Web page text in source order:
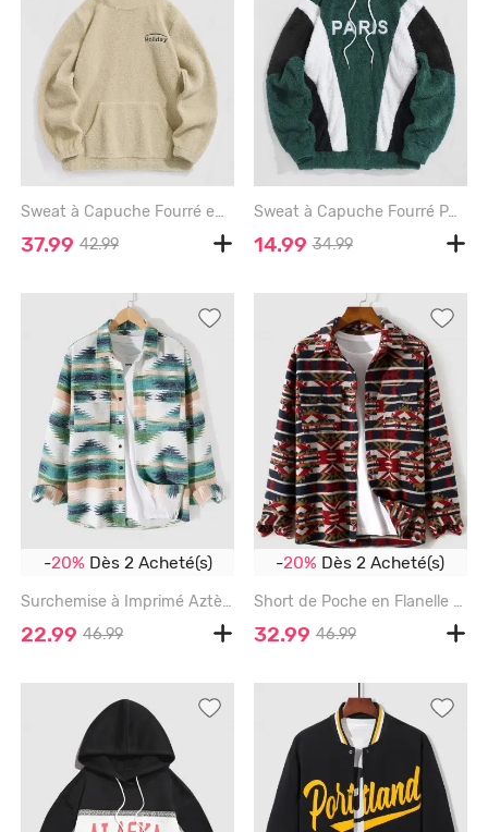
Sweat à Capuche Fourré en Forme D'Ours Dessin Animé en Fausse Fourrure - LIGHT COFFEE - S
37.99 42.99
Sweat à Capuche Fourré PARIS Brodé - DEEP GREEN - XXL
14.99 34.99
-20% Dès 2 Acheté(s)
Surchemise à Imprimé Aztèque Ethnique 3D avec Poches à Rabat - DARK TURQUOISE - XL
22.99 46.99
-20% Dès 2 Acheté(s)
Short de Poche en Flanelle à Imprimé Aztèque Ethnique - RED - XXL
32.99 46.99